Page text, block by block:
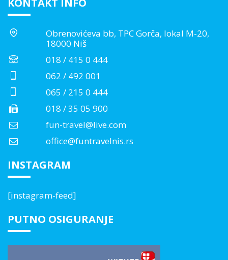
KONTAKT INFO
Obrenovićeva bb, TPC Gorča, lokal M-20,
18000 Niš
018 / 415 0 444
062 / 492 001
065 / 215 0 444
018 / 35 05 900
fun-travel@live.com
office@funtravelnis.rs
INSTAGRAM
[instagram-feed]
PUTNO OSIGURANJE